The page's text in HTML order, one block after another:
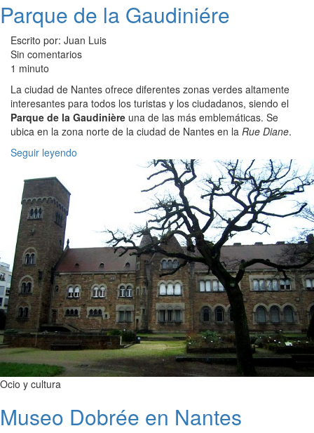
Parque de la Gaudiniére
Escrito por: Juan Luis
Sin comentarios
1 minuto
La ciudad de Nantes ofrece diferentes zonas verdes altamente
interesantes para todos los turistas y los ciudadanos, siendo el
Parque de la Gaudinière una de las más emblemáticas. Se
ubica en la zona norte de la ciudad de Nantes en la Rue Diane.
Seguir leyendo
Ocio y cultura
Museo Dobrée en Nantes